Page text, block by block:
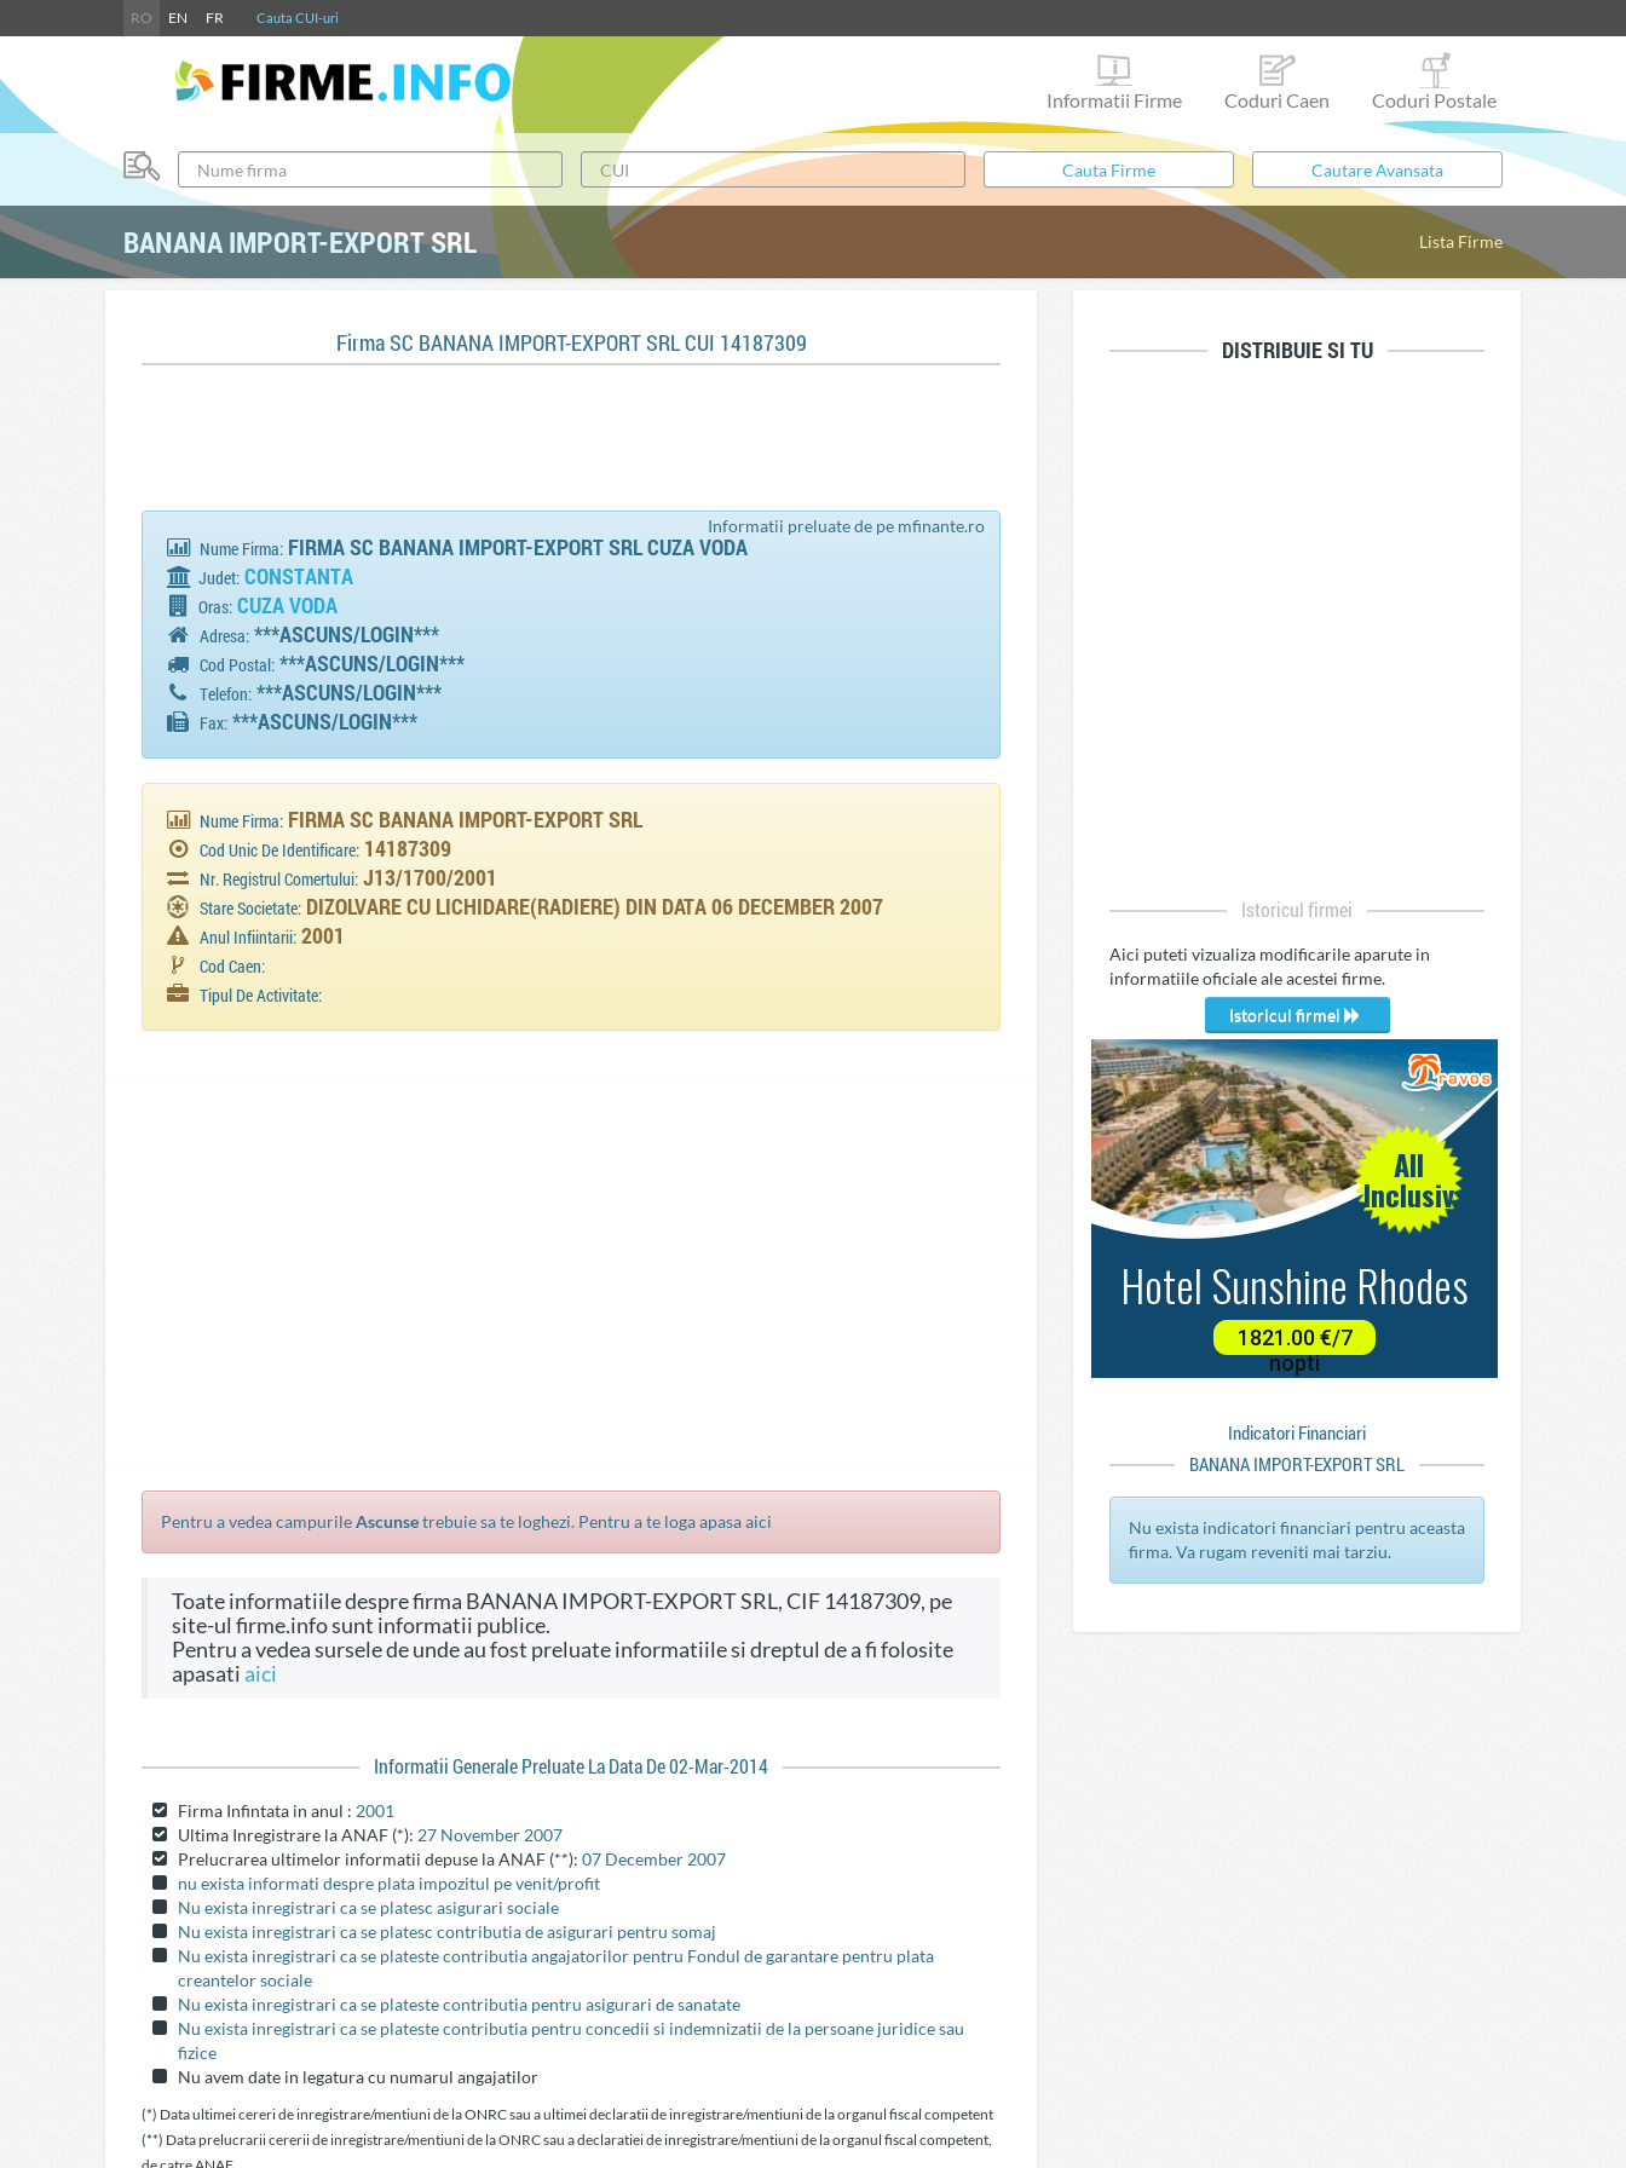
RO EN FR Cauta CUI-uri
Informatii Firme Coduri Caen Coduri Postale
BANANA IMPORT-EXPORT SRL Lista Firme
Firma SC BANANA IMPORT-EXPORT SRL CUI 14187309
Informatii preluate de pe mfinante.ro
Nume Firma: FIRMA SC BANANA IMPORT-EXPORT SRL CUZA VODA
Judet: CONSTANTA
Oras: CUZA VODA
Adresa: ***ASCUNS/LOGIN***
Cod Postal: ***ASCUNS/LOGIN***
Telefon: ***ASCUNS/LOGIN***
Fax: ***ASCUNS/LOGIN***
Nume Firma: FIRMA SC BANANA IMPORT-EXPORT SRL
Cod Unic De Identificare: 14187309
Nr. Registrul Comertului: J13/1700/2001
Stare Societate: DIZOLVARE CU LICHIDARE(RADIERE) DIN DATA 06 DECEMBER 2007
Anul Infiintarii: 2001
Cod Caen:
Tipul De Activitate:
Pentru a vedea campurileAscunsetrebuie sa te loghezi. Pentru a te loga apasa aici
Toate informatiile despre firma BANANA IMPORT-EXPORT SRL, CIF 14187309, pe
site-ul firme.info sunt informatii publice.
Pentru a vedea sursele de unde au fost preluate informatiile si dreptul de a fi folosite
apasatiaici
Informatii Generale Preluate La Data De 02-Mar-2014
Firma Infintata in anul : 2001
Ultima Inregistrare la ANAF (*): 27 November 2007
Prelucrarea ultimelor informatii depuse la ANAF (**): 07 December 2007
nu exista informati despre plata impozitul pe venit/profit
Nu exista inregistrari ca se platesc asigurari sociale
Nu exista inregistrari ca se platesc contributia de asigurari pentru somaj
Nu exista inregistrari ca se plateste contributia angajatorilor pentru Fondul de garantare pentru plata
creantelor sociale
Nu exista inregistrari ca se plateste contributia pentru asigurari de sanatate
Nu exista inregistrari ca se plateste contributia pentru concedii si indemnizatii de la persoane juridice sau
fizice
Nu avem date in legatura cu numarul angajatilor
(*) Data ultimei cereri de inregistrare/mentiuni de la ONRC sau a ultimei declaratii de inregistrare/mentiuni de la organul fiscal competent
(**) Data prelucrarii cererii de inregistrare/mentiuni de la ONRC sau a declaratiei de inregistrare/mentiuni de la organul fiscal competent,
DISTRIBUIE SI TU
Istoricul firmei
Aici puteti vizualiza modificarile aparute in
informatiile oficiale ale acestei firme.
Istoricul firmei
Indicatori Financiari
BANANA IMPORT-EXPORT SRL
Nu exista indicatori financiari pentru aceasta
firma. Va rugam reveniti mai tarziu.